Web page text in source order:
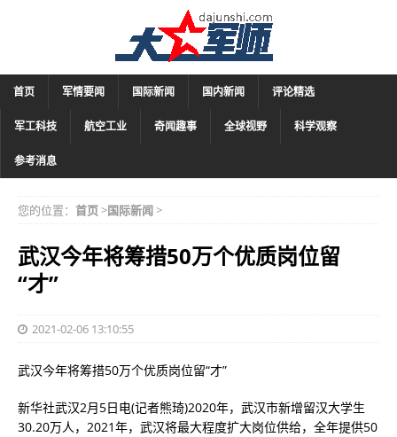
首页 军情要闻 国际新闻 国内新闻 评论精选
军工科技 航空工业 奇闻趣事 全球视野 科学观察
参考消息
您的位置： 首页>国际新闻>
武汉今年将筹措50万个优质岗位留
“才”
2021-02-06 13:10:55
武汉今年将筹措50万个优质岗位留“才”
新华社武汉2月5日电(记者熊琦)2020年，武汉市新增留汉大学生
30.20万人，2021年，武汉将最大程度扩大岗位供给，全年提供50